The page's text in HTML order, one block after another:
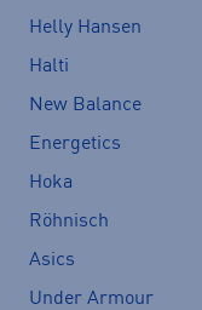
Helly Hansen
Halti
New Balance
Energetics
Hoka
Röhnisch
Asics
Under Armour